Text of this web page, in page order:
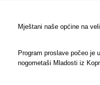
Mještani naše općine na
Program proslave počeo je
nogometaši Mladosti iz